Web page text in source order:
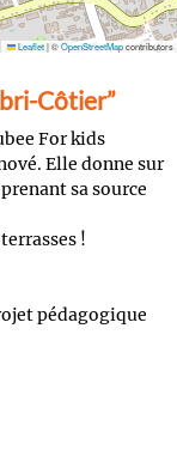
Leaflet|©OpenStreetMapcontributors
Côtier”
For kids
Elle donne sur
sa source
!
pédagogique